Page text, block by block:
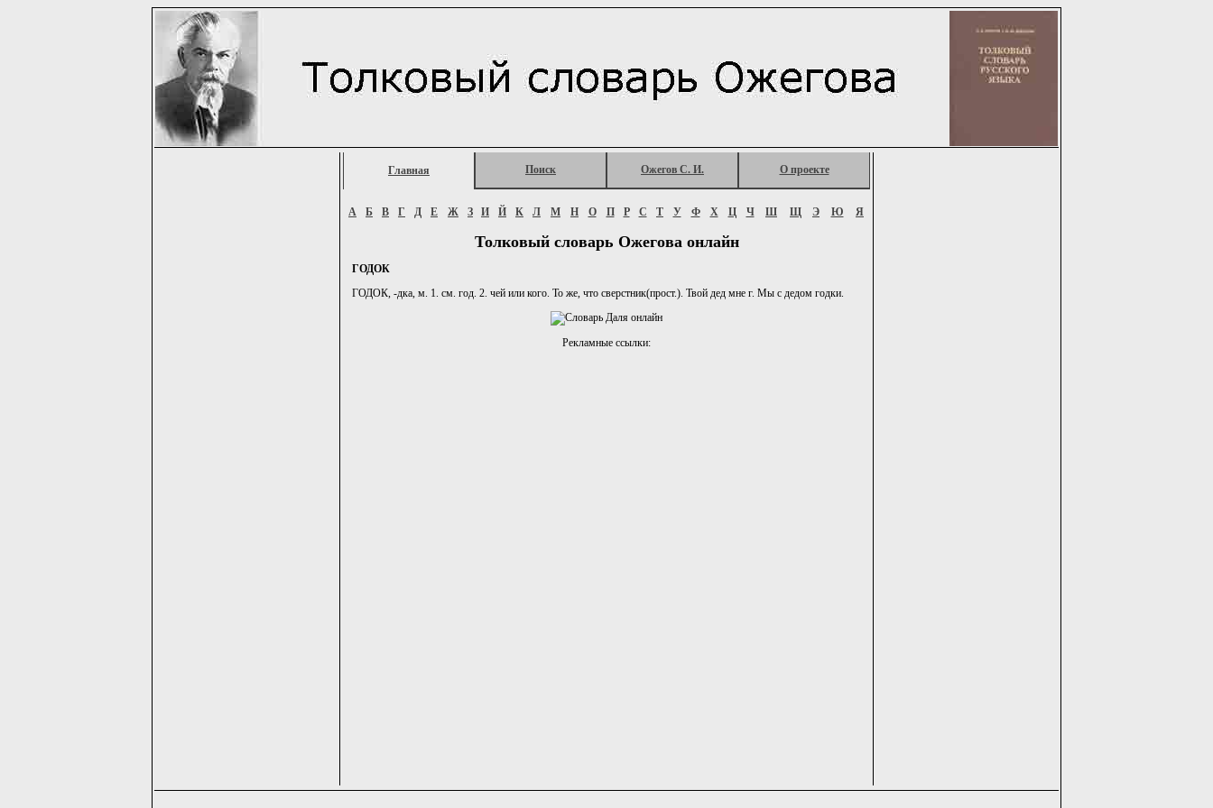
Главная Поиск Ожегов С. И. О проекте
А Б В Г Д Е Ж З И Й К Л М Н О П Р С Т У Ф Х Ц Ч Ш Щ Э Ю Я
Толковый словарь Ожегова онлайн
ГОДОК
ГОДОК, -дка, м. 1. см. год. 2. чей или кого. То же, что сверстник(прост.). Твой дед мне г. Мы с дедом годки.
Рекламные ссылки: